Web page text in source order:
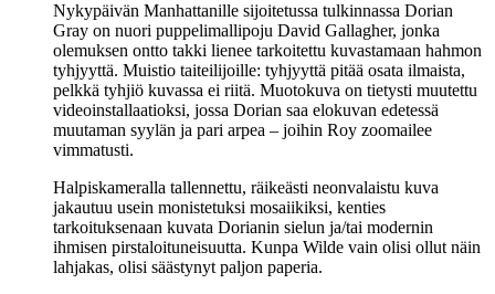
Nykypäivän Manhattanille sijoitetussa tulkinnassa Dorian
Gray on nuori puppelimallipoju David Gallagher, jonka
olemuksen ontto takki lienee tarkoitettu kuvastamaan hahmon
tyhjyyttä. Muistio taiteilijoille: tyhjyyttä pitää osata ilmaista,
pelkkä tyhjiö kuvassa ei riitä. Muotokuva on tietysti muutettu
videoinstallaatioksi, jossa Dorian saa elokuvan edetessä
muutaman syylän ja pari arpea – joihin Roy zoomailee
vimmatusti.
Halpiskameralla tallennettu, räikeästi neonvalaistu kuva
jakautuu usein monistetuksi mosaiikiksi, kenties
tarkoituksenaan kuvata Dorianin sielun ja/tai modernin
ihmisen pirstaloituneisuutta. Kunpa Wilde vain olisi ollut näin
lahjakas, olisi säästynyt paljon paperia.